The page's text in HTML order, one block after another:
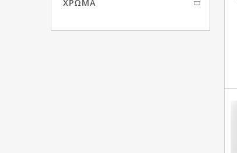
ΧΡΏΜΑ